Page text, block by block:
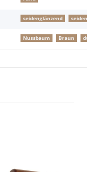
seidenglänzend
Nussbaum Braun